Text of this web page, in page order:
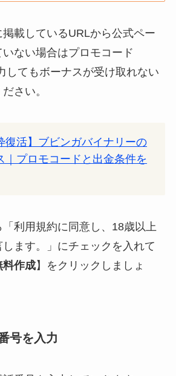
載しているURLから公式ペー
ない場合はプロモコード
してもボーナスが受け取れない
さい。
復活】ブビンガバイナリーの
｜プロモコードと出金条件を
「利用規約に同意し、18歳以上
ます。」にチェックを入れて
料作成】をクリックしましょ
号を入力